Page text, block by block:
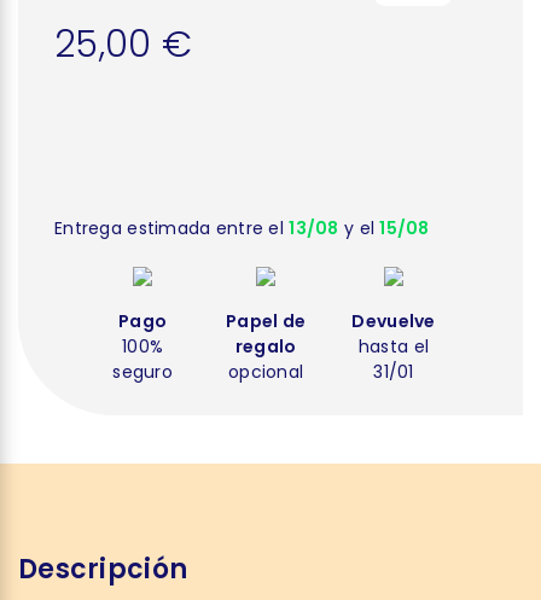
25,00 €
Entrega estimada entre el13/08 y el15/08
Pago
100%
seguro
Papel de
regalo
opcional
Devuelve
hasta el
31/01
Descripción